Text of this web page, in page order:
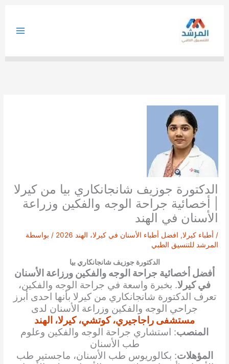
الدكتورة جوزيف شانجانكاري بيا من كيرلا
| أخصائية جراحة الوجه والفكين وزراعة
الأسنان في الهند
/ أطباء كيرلا, افضل أطباء الأسنان في كيرلا، الهند 2026
/ بواسطة
المرشد للتنسيق الطبي
الدكتورة جوزيف شانجانكاري بيا
أفضل أخصائية جراحة الوجه والفكين ورزاعة الأسنان
في كيرلا. بخبرة واسعة في جراحة الوجه والفكين،
تعرف الدكتورة شانجانكاري من كيرلا بأنها احدى أبرز
جراحي الوجه والفكين وزراعة الأسنان لدى
مستشفى راجاجيري، كوتشي، كيرلا، الهند
المنصب: استشاري جراحة الوجه والفكين وعلوم
طب الأسنان
المؤهلات: بكالوريوس طب الأسنان، ماجستير طب